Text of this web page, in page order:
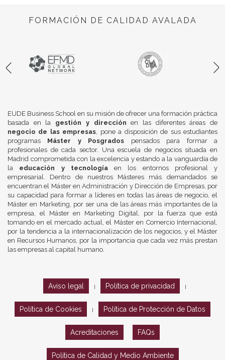
FORMACIÓN DE CALIDAD AVALADA
EUDE Business School en su misión de ofrecer una formación práctica
basada en la gestión y dirección en las diferentes áreas de
negocio de las empresas , pone a disposición de sus estudiantes
programas Máster y Posgrados pensados para formar a
profesionales de cada sector. Una escuela de negocios situada en
Madrid comprometida con la excelencia y estando a la vanguardia de
la educación y tecnologíaen los entornos profesional y
empresarial. Dentro de nuestros Másteres más demandados se
encuentran el Máster en Administración y Dirección de Empresas, por
su capacidad para formar a líderes en todas las áreas de negocio, el
Máster en Marketing, por ser una de las áreas más importantes de la
empresa, el Máster en Marketing Digital, por la fuerza que está
tomando en el mercado actual, el Máster en Comercio Internacional,
por la tendencia a la internacionalización de los negocios, y el Máster
en Recursos Humanos, por la importancia que cada vez más prestan
las empresas al capital humano.
Aviso legal Política de privacidad
Política de Cookies Política de Protección de Datos
Acreditaciones FAQs
Política de Calidad y Medio Ambiente